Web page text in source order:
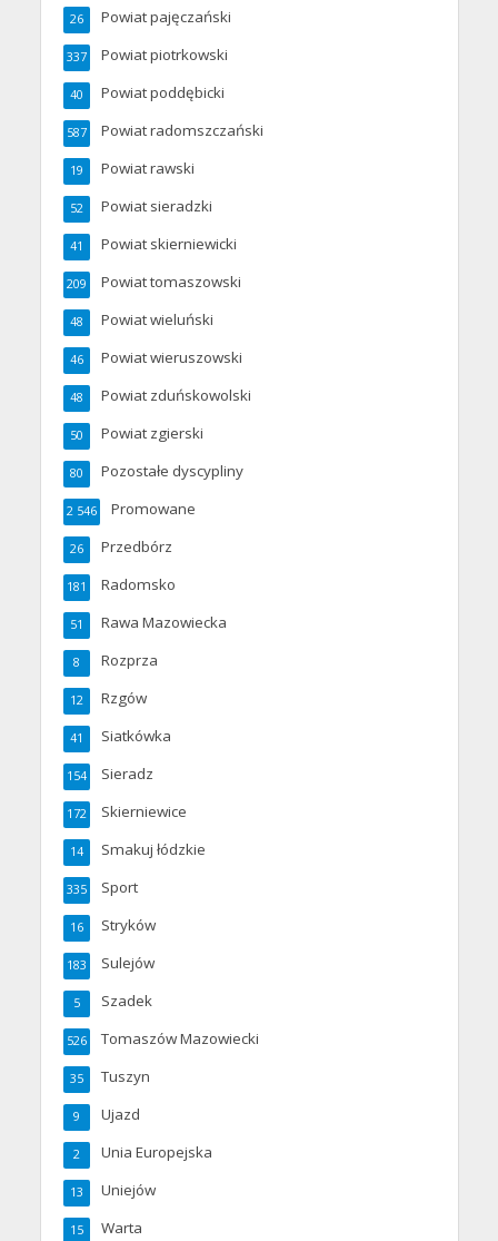
Powiat pajęczański
26
Powiat piotrkowski
337
Powiat poddębicki
40
Powiat radomszczański
587
Powiat rawski
19
Powiat sieradzki
52
Powiat skierniewicki
41
Powiat tomaszowski
209
Powiat wieluński
48
Powiat wieruszowski
46
Powiat zduńskowolski
48
Powiat zgierski
50
Pozostałe dyscypliny
80
Promowane
2 546
Przedbórz
26
Radomsko
181
Rawa Mazowiecka
51
Rozprza
8
Rzgów
12
Siatkówka
41
Sieradz
154
Skierniewice
172
Smakuj łódzkie
14
Sport
335
Stryków
16
Sulejów
183
Szadek
5
Tomaszów Mazowiecki
526
Tuszyn
35
Ujazd
9
Unia Europejska
2
Uniejów
13
Warta
15